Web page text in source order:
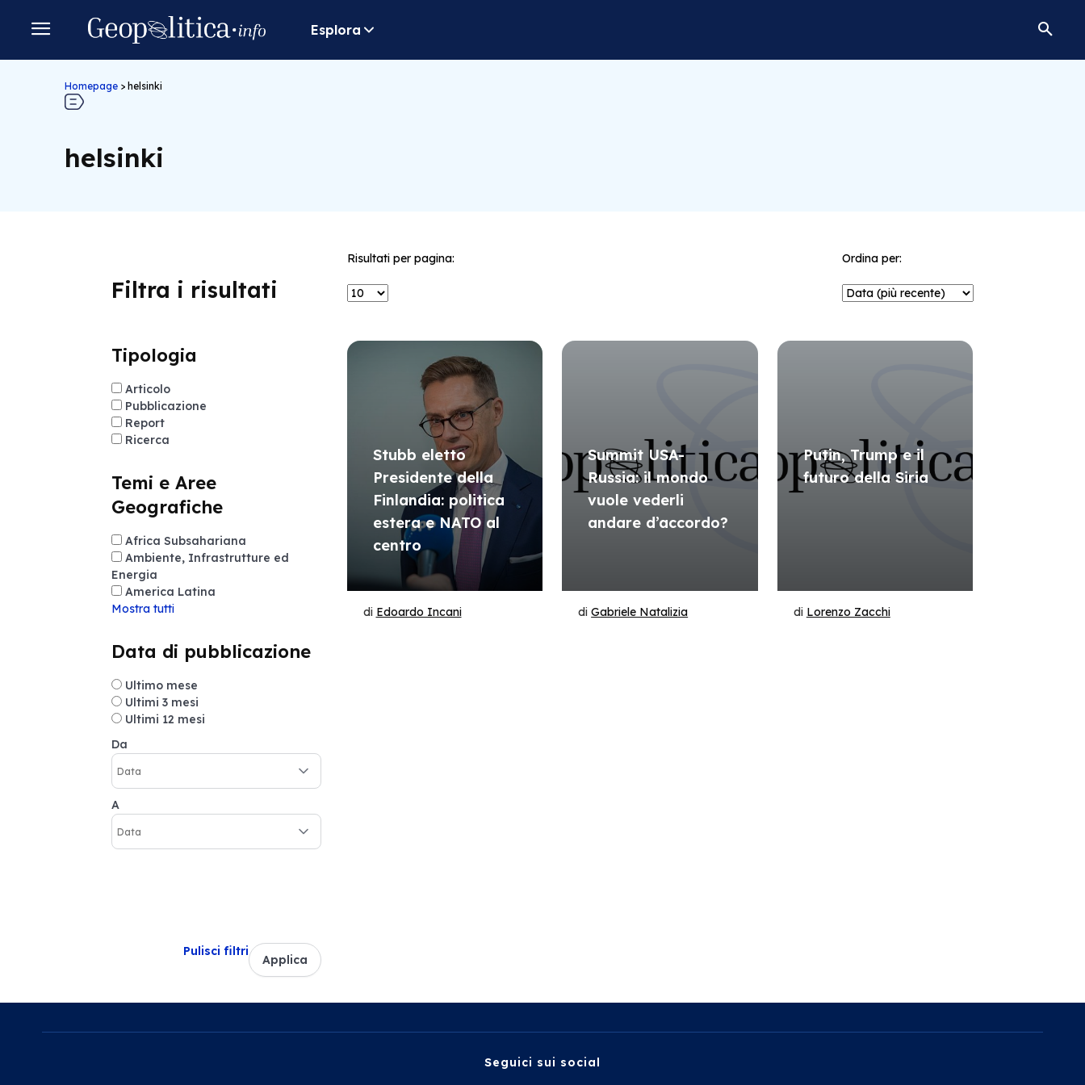
Esplora
Homepage > helsinki
helsinki
Filtra i risultati
Tipologia
Articolo
Pubblicazione
Report
Ricerca
Temi e Aree
Geografiche
Africa Subsahariana
Ambiente, Infrastrutture ed
Energia
America Latina
Mostra tutti
Data di pubblicazione
Ultimo mese
Ultimi 3 mesi
Ultimi 12 mesi
Da
A
Pulisci filtri
Applica
Risultati per pagina: Ordina per:
Stubb eletto
Presidente della
Finlandia: politica
estera e NATO al
centro
di Edoardo Incani
Summit USA-
Russia: il mondo
vuole vederli
andare d’accordo?
diGabriele Natalizia
Putin, Trump e il
futuro della Siria
di Lorenzo Zacchi
Seguici sui social